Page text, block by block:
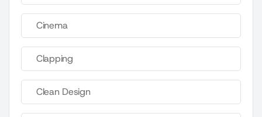
Cinema
Clapping
Clean Design